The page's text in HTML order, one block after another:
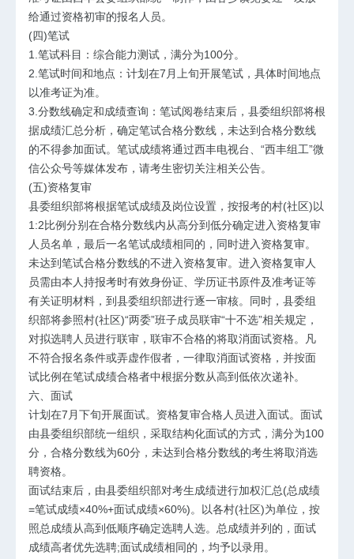
给通过资格初审的报名人员。
(四)笔试
1.笔试科目：综合能力测试，满分为100分。
2.笔试时间和地点：计划在7月上旬开展笔试，具体时间地点
以准考证为准。
3.分数线确定和成绩查询：笔试阅卷结束后，县委组织部将根
据成绩汇总分析，确定笔试合格分数线，未达到合格分数线
的不得参加面试。笔试成绩将通过西丰电视台、“西丰组工”微
信公众号等媒体发布，请考生密切关注相关公告。
(五)资格复审
县委组织部将根据笔试成绩及岗位设置，按报考的村(社区)以
1:2比例分别在合格分数线内从高分到低分确定进入资格复审
人员名单，最后一名笔试成绩相同的，同时进入资格复审。
未达到笔试合格分数线的不进入资格复审。进入资格复审人
员需由本人持报考时有效身份证、学历证书原件及准考证等
有关证明材料，到县委组织部进行逐一审核。同时，县委组
织部将参照村(社区)“两委”班子成员联审“十不选”相关规定，
对拟选聘人员进行联审，联审不合格的将取消面试资格。凡
不符合报名条件或弄虚作假者，一律取消面试资格，并按面
试比例在笔试成绩合格者中根据分数从高到低依次递补。
六、面试
计划在7月下旬开展面试。资格复审合格人员进入面试。面试
由县委组织部统一组织，采取结构化面试的方式，满分为100
分，合格分数线为60分，未达到合格分数线的考生将取消选
聘资格。
面试结束后，由县委组织部对考生成绩进行加权汇总(总成绩
=笔试成绩×40%+面试成绩×60%)。以各村(社区)为单位，按
照总成绩从高到低顺序确定选聘人选。总成绩并列的，面试
成绩高者优先选聘;面试成绩相同的，均予以录用。